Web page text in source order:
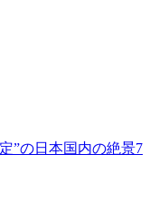
”の日本国内の絶景7